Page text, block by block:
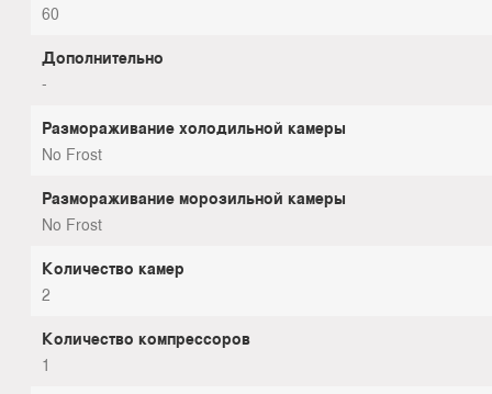
60
Дополнительно
-
Размораживание холодильной камеры
No Frost
Размораживание морозильной камеры
No Frost
Количество камер
2
Количество компрессоров
1